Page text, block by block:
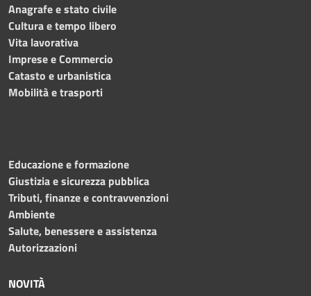
Anagrafe e stato civile
Cultura e tempo libero
Vita lavorativa
Imprese e Commercio
Catasto e urbanistica
Mobilità e trasporti
Educazione e formazione
Giustizia e sicurezza pubblica
Tributi, finanze e contravvenzioni
Ambiente
Salute, benessere e assistenza
Autorizzazioni
NOVITÀ